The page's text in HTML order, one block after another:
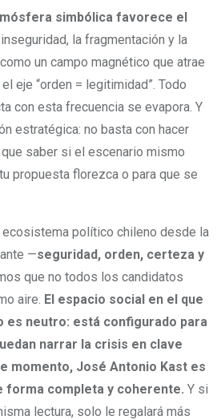
simbólica favorece el
la fragmentación y la
un campo magnético que atrae
eje “orden = legitimidad”. Todo
con esta frecuencia se evapora. Y
estratégica: no basta con hacer
que saber si el escenario mismo
propuesta florezca o para que se
político chileno desde la
—seguridad, orden, certeza y
que no todos los candidatos
aire. El espacio social en el que
es neutro: está configurado para
narrar la crisis en clave
momento, José Antonio Kast es
forma completa y coherente. Y si
lectura, solo le regalará más